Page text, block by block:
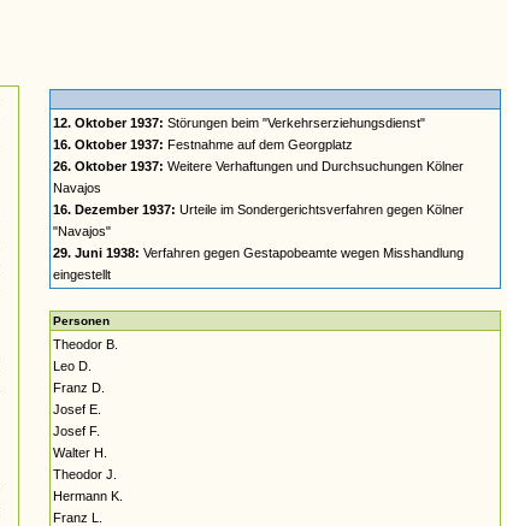
12. Oktober 1937: Störungen beim "Verkehrserziehungsdienst"
16. Oktober 1937: Festnahme auf dem Georgplatz
26. Oktober 1937: Weitere Verhaftungen und Durchsuchungen Kölner
Navajos
16. Dezember 1937: Urteile im Sondergerichtsverfahren gegen Kölner
"Navajos"
29. Juni 1938: Verfahren gegen Gestapobeamte wegen Misshandlung
eingestellt
Personen
Theodor B.
Leo D.
Franz D.
Josef E.
Josef F.
Walter H.
Theodor J.
Hermann K.
Franz L.